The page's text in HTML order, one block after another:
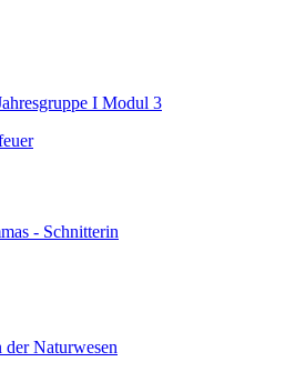
I Modul 3
- Schnitterin
Naturwesen